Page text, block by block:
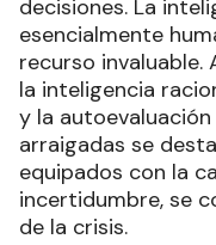
decisiones. La
esencialmente
recurso invaluable.
la inteligencia
y la
arraigadas se
equipados con la
incertidumbre, se
de la crisis.